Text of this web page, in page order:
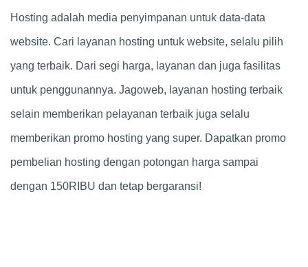
Hosting adalah media penyimpanan untuk data-data
website. Cari layanan hosting untuk website, selalu pilih
yang terbaik. Dari segi harga, layanan dan juga fasilitas
untuk penggunannya. Jagoweb, layanan hosting terbaik
selain memberikan pelayanan terbaik juga selalu
memberikan promo hosting yang super. Dapatkan promo
pembelian hosting dengan potongan harga sampai
dengan 150RIBU dan tetap bergaransi!